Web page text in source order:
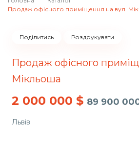
Продаж офісного приміщення на вул.
Продаж офісного
Мікльоша
2 000 000 $ 89 900
Львів
Поділитись Роздрукувати